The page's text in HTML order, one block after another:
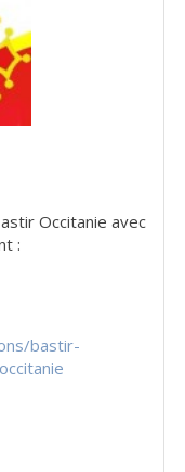
Occitanie avec
:
bastir-